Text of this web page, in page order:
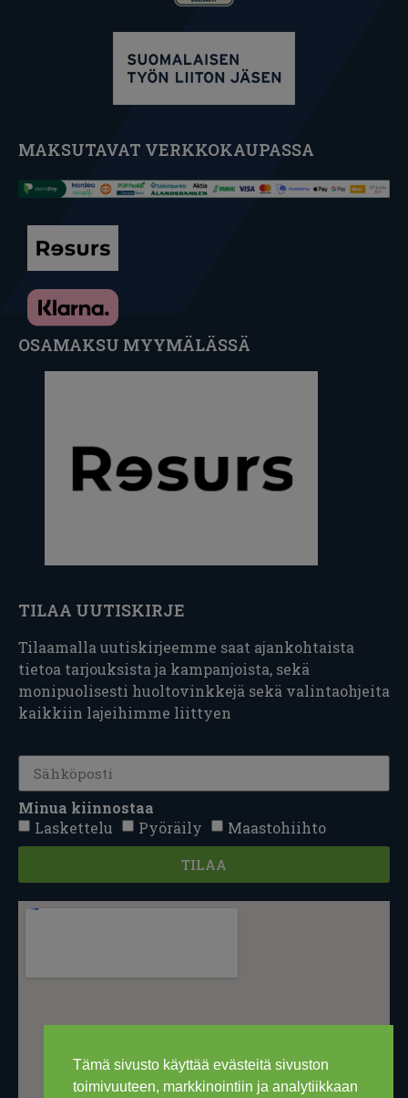
Tämä sivusto käyttää evästeitä sivuston
toimivuuteen, markkinointiin ja analytiikkaan
MAKSUTAVAT VERKKOKAUPASSA
OSAMAKSU MYYMÄLÄSSÄ
TILAA UUTISKIRJE
Tilaamalla uutiskirjeemme saat ajankohtaista
tietoa tarjouksista ja kampanjoista, sekä
monipuolisesti huoltovinkkejä sekä valintaohjeita
kaikkiin lajeihimme liittyen
Minua kiinnostaa
Laskettelu
Pyöräily Maastohiihto
TILAA